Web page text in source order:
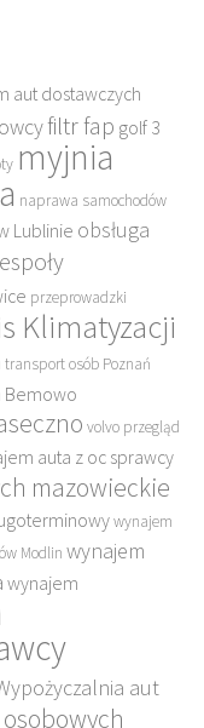
aut dostawczych
filtr fap golf 3
myjnia
naprawa samochodów
Lublinie obsługa
przeprowadzki
Klimatyzacji
transport osób Poznań
Bemowo
volvo przegląd
auta z oc sprawcy
mazowieckie
wynajem
Modlin wynajem
wynajem
aut